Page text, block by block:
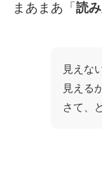
まあまあ「 読
見えな
見える
さて、